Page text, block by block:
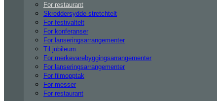
For restaurant
Skreddersydde stretchtelt
For festivaltelt
For konferanser
For lanseringsarrangementer
Til jubileum
For merkevarebyggingsarrangementer
For lanseringsarrangementer
For filmopptak
For messer
For restaurant